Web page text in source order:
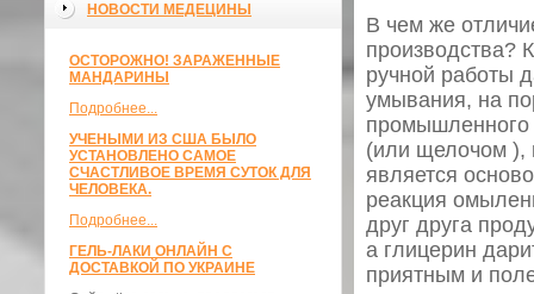
НОВОСТИ МЕДЕЦИНЫ
ОСТОРОЖНО! ЗАРАЖЕННЫЕ
МАНДАРИНЫ
Подробнее...
УЧЕНЫМИ ИЗ США БЫЛО
УСТАНОВЛЕНО САМОЕ
СЧАСТЛИВОЕ ВРЕМЯ СУТОК ДЛЯ
ЧЕЛОВЕКА.
Подробнее...
ГЕЛЬ-ЛАКИ ОНЛАЙН С
ДОСТАВКОЙ ПО УКРАИНЕ
В чем же
производства?
ручной работы
умывания, на
промышленного
(или щелочом ),
является
реакция
друг друга
а глицерин
приятным и